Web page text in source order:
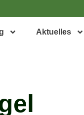
Aktuelles